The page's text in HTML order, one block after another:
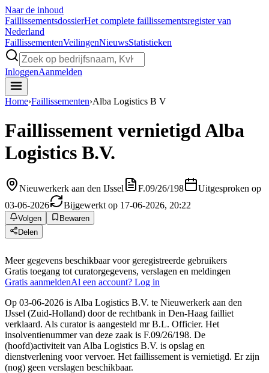
Naar de inhoud
FaillissementsdossierHet complete faillissementsregister van
Nederland
FaillissementenVeilingenNieuwsStatistieken
InloggenAanmelden
Home›Faillissementen›Alba Logistics B V
Faillissement vernietigdAlba
Logistics B.V.
Nieuwerkerk aan den IJssel F.09/26/198
Uitgesproken op
03-06-2026
Bijgewerkt op 17-06-2026, 20:22
Volgen
Bewaren
Delen
Meer gegevens beschikbaar voor geregistreerde gebruikers
Gratis toegang tot curatorgegevens, verslagen en meldingen
Gratis aanmeldenAl een account? Log in
Op 03-06-2026 is Alba Logistics B.V. te Nieuwerkerk aan den
IJssel (Zuid-Holland) door de rechtbank in Den-Haag failliet
verklaard. Als curator is aangesteld mr B.L. Officier. Het
insolventienummer van deze zaak is F.09/26/198. De
(hoofd)activiteit van Alba Logistics B.V. is opslag en
dienstverlening voor vervoer. Het faillissement is vernietigd. Er zijn
(nog) geen verslagen beschikbaar.